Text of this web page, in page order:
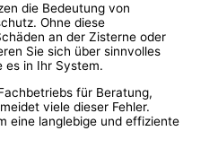
die Bedeutung von
Ohne diese
an der Zisterne oder
Sie sich über sinnvolles
es in Ihr System.
für Beratung,
viele dieser Fehler.
eine langlebige und effiziente